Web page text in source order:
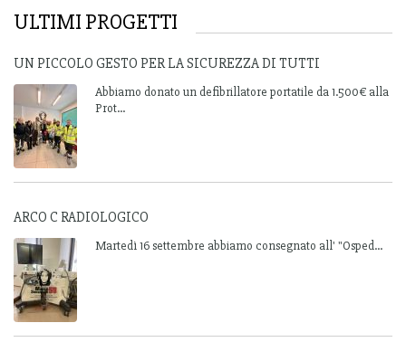
ULTIMI PROGETTI
UN PICCOLO GESTO PER LA SICUREZZA DI TUTTI
Abbiamo donato un defibrillatore portatile da 1.500€ alla
Prot...
ARCO C RADIOLOGICO
Martedì 16 settembre abbiamo consegnato all' "Osped...